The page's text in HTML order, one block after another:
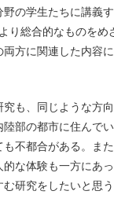
の学生たちに講義
り総合的なものをめ
両方に関連した内容
も、同じような方
陸部の都市に住んで
不都合がある。ま
な体験も一方にあ
研究をしたいと思う